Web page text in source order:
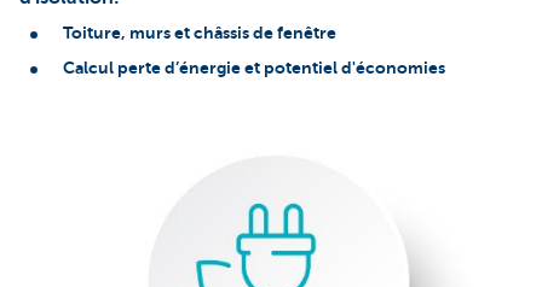
Toiture, murs et châssis de fenêtre
Calcul perte d’énergie et potentiel d'économies